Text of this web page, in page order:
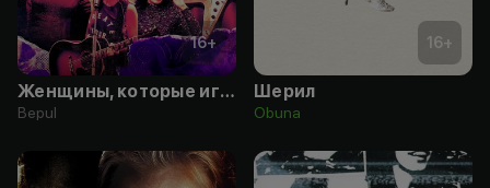
16+
Женщины, которые играют рок
Bepul
16+
Шерил
Obuna